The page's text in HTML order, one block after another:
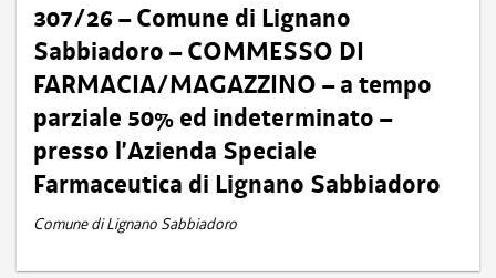
307/26 – Comune di Lignano
Sabbiadoro – COMMESSO DI
FARMACIA/MAGAZZINO – a tempo
parziale 50% ed indeterminato –
presso l’Azienda Speciale
Farmaceutica di Lignano Sabbiadoro
Comune di Lignano Sabbiadoro